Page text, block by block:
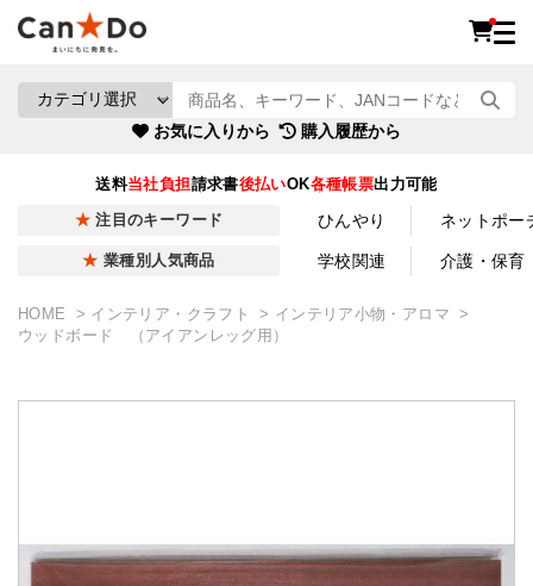
お気に入りから 購入履歴から
送料当社負担請求書後払いOK各種帳票出力可能
注目のキーワード ひんやり ネットポー
業種別人気商品 学校関連 介護・保育
HOME インテリア・クラフト
インテリア小物・アロマ
ウッドボード （アイアンレッグ用）